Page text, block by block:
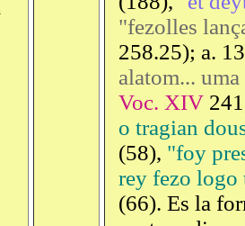
"fezolles
258.25); a.
alatom... uma
Voc. XIV
o tragian
(58), "foy
rey fezo
(66). Es la